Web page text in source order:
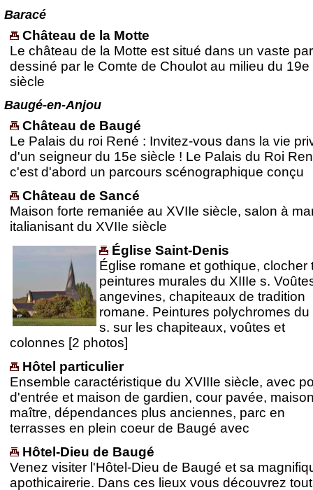
Baracé
Château de la Motte
Le château de la Motte est situé dans un vaste
dessiné par le Comte de Choulot au milieu du 19e
siècle
Baugé-en-Anjou
Château de Baugé
Le Palais du roi René : Invitez-vous dans la vie
d'un seigneur du 15e siècle ! Le Palais du Roi
c'est d'abord un parcours scénographique conçu
Château de Sancé
Maison forte remaniée au XVIIe siècle, salon à
italianisant du XVIIe siècle
Église Saint-Denis
Église romane et gothique, clocher
peintures murales du XIIIe s.
angevines, chapiteaux de tradition
romane. Peintures polychromes du
s. sur les chapiteaux, voûtes et
colonnes [2 photos]
Hôtel particulier
Ensemble caractéristique du XVIIIe siècle, avec
d'entrée et maison de gardien, cour pavée,
maître, dépendances plus anciennes, parc en
terrasses en plein coeur de Baugé avec
Hôtel-Dieu de Baugé
Venez visiter l'Hôtel-Dieu de Baugé et sa
apothicairerie. Dans ces lieux vous découvrez